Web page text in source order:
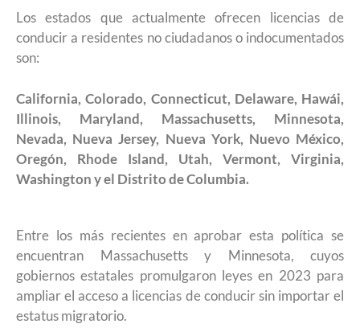
Los estados que actualmente ofrecen licencias de
conducir a residentes no ciudadanos o indocumentados
son:
California, Colorado, Connecticut, Delaware, Hawái,
Illinois, Maryland, Massachusetts, Minnesota,
Nevada, Nueva Jersey, Nueva York, Nuevo México,
Oregón, Rhode Island, Utah, Vermont, Virginia,
Washington y el Distrito de Columbia.
Entre los más recientes en aprobar esta política se
encuentran Massachusetts y Minnesota, cuyos
gobiernos estatales promulgaron leyes en 2023 para
ampliar el acceso a licencias de conducir sin importar el
estatus migratorio.